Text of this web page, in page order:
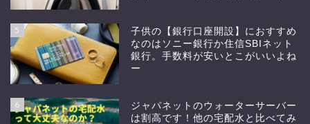
5
子供の【銀行口座開設】におすすめ
なのはソニー銀行か住信SBIネット
銀行。手数料が安いとこがいいよね
ー
6
ジャパネットのウォーターサーバー
は割高です！他の宅配水と比べてみ